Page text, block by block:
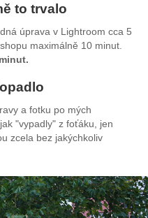
to trvalo
úprava v Lightroom cca 5
maximálně 10 minut.
a fotku po mých
"vypadly" z foťáku, jen
zcela bez jakýchkoliv